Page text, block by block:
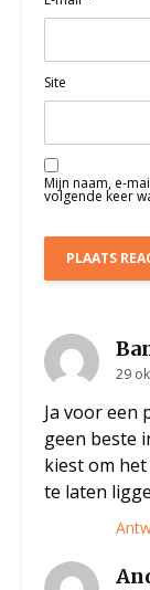
Site
Mijn naam, e-
volgende keer
29
Ja voor
geen beste
kiest om
te laten